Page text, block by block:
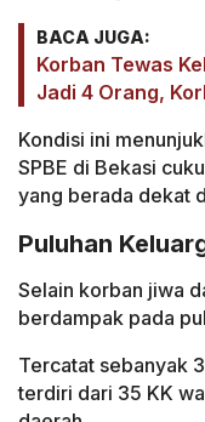
BACA JUGA:
Korban Tewas
Jadi 4 Orang,
Kondisi ini
SPBE di Bekasi
yang berada dekat
Puluhan
Selain korban jiwa
berdampak pada
Tercatat sebanyak
terdiri dari 35 KK